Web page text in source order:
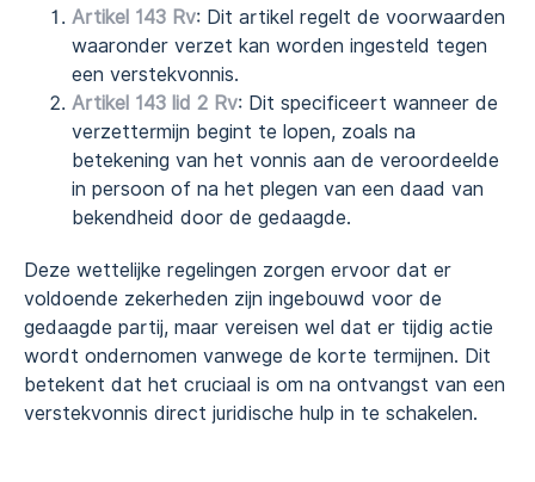
Artikel 143 Rv: Dit artikel regelt de voorwaarden
waaronder verzet kan worden ingesteld tegen
een verstekvonnis.
Artikel 143 lid 2 Rv: Dit specificeert wanneer de
verzettermijn begint te lopen, zoals na
betekening van het vonnis aan de veroordeelde
in persoon of na het plegen van een daad van
bekendheid door de gedaagde.
Deze wettelijke regelingen zorgen ervoor dat er
voldoende zekerheden zijn ingebouwd voor de
gedaagde partij, maar vereisen wel dat er tijdig actie
wordt ondernomen vanwege de korte termijnen. Dit
betekent dat het cruciaal is om na ontvangst van een
verstekvonnis direct juridische hulp in te schakelen.